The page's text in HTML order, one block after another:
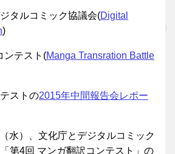
タルコミック協議会(Digital
)
ンテスト(Manga Transration Battle
ストの2015年中間報告会レポー
水）、文化庁とデジタルコミック
第4回 マンガ翻訳コンテスト」の